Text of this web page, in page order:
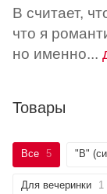
B считает,
что я
но именно...
Товары
Все 5 "B"
Для вечеринки 1